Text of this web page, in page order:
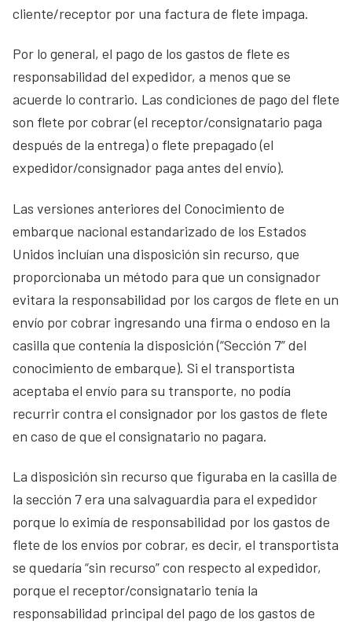
cliente/receptor por una factura de flete impaga.
Por lo general, el pago de los gastos de flete es
responsabilidad del expedidor, a menos que se
acuerde lo contrario. Las condiciones de pago del flete
son flete por cobrar (el receptor/consignatario paga
después de la entrega) o flete prepagado (el
expedidor/consignador paga antes del envío).
Las versiones anteriores del Conocimiento de
embarque nacional estandarizado de los Estados
Unidos incluían una disposición sin recurso, que
proporcionaba un método para que un consignador
evitara la responsabilidad por los cargos de flete en un
envío por cobrar ingresando una firma o endoso en la
casilla que contenía la disposición (“Sección 7” del
conocimiento de embarque). Si el transportista
aceptaba el envío para su transporte, no podía
recurrir contra el consignador por los gastos de flete
en caso de que el consignatario no pagara.
La disposición sin recurso que figuraba en la casilla de
la sección 7 era una salvaguardia para el expedidor
porque lo eximía de responsabilidad por los gastos de
flete de los envíos por cobrar, es decir, el transportista
se quedaría “sin recurso” con respecto al expedidor,
porque el receptor/consignatario tenía la
responsabilidad principal del pago de los gastos de